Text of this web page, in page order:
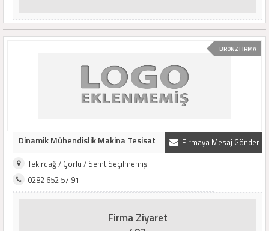
BRONZ FİRMA
Firmaya Mesaj Gönder
Dinamik Mühendislik Makina Tesisat
Tekirdağ / Çorlu / Semt Seçilmemiş
0282 652 57 91
Firma Ziyaret